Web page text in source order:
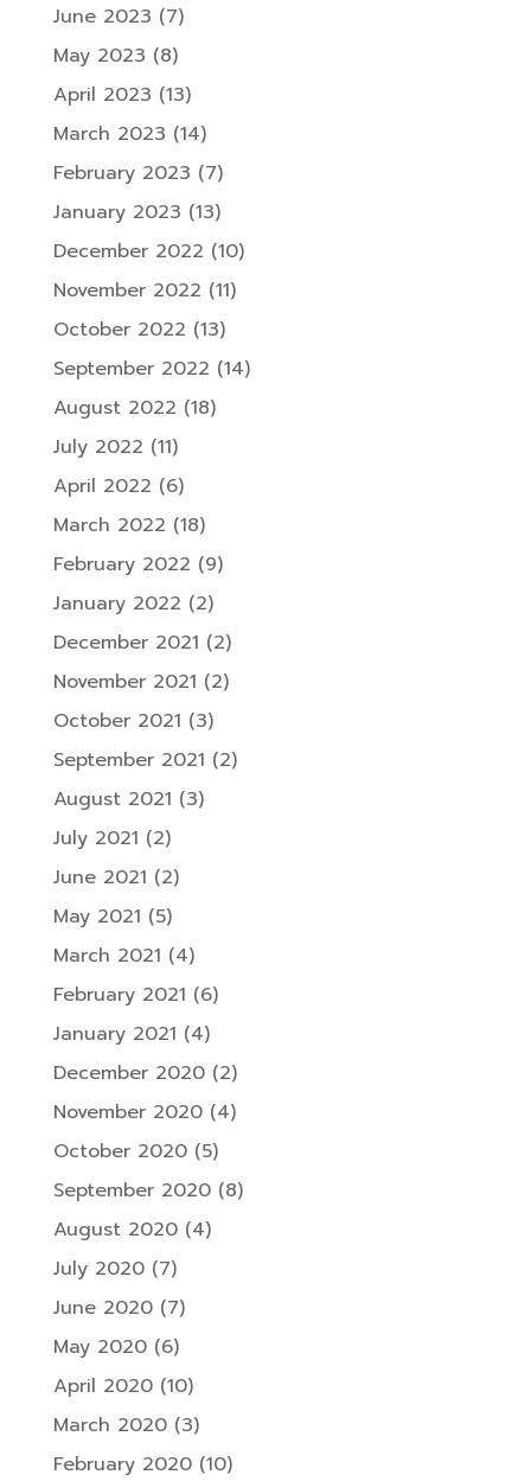
June 2023 (7)
May 2023 (8)
April 2023 (13)
March 2023 (14)
February 2023 (7)
January 2023 (13)
December 2022 (10)
November 2022 (11)
October 2022 (13)
September 2022 (14)
August 2022 (18)
July 2022 (11)
April 2022 (6)
March 2022 (18)
February 2022 (9)
January 2022 (2)
December 2021 (2)
November 2021 (2)
October 2021 (3)
September 2021 (2)
August 2021 (3)
July 2021 (2)
June 2021 (2)
May 2021 (5)
March 2021 (4)
February 2021 (6)
January 2021 (4)
December 2020(2)
November 2020(4)
October 2020(5)
September 2020(8)
August 2020(4)
July 2020(7)
June 2020(7)
May 2020(6)
April 2020(10)
March 2020(3)
February 2020(10)